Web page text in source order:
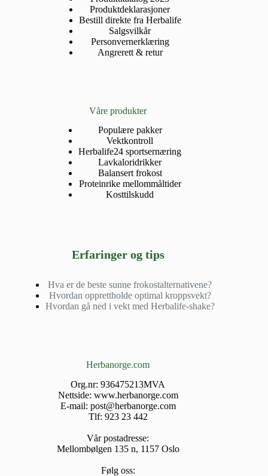
Produktdeklarasjoner
Bestill direkte fra Herbalife
Salgsvilkår
Personvernerklæring
Angrerett & retur
Våre produkter
Populære pakker
Vektkontroll
Herbalife24 sportsernæring
Lavkaloridrikker
Balansert frokost
Proteinrike mellommåltider
Kosttilskudd
Erfaringer og tips
Hva er de beste sunne frokostalternativene?
Hvordan opprettholde optimal kroppsvekt?
Hvordan gå ned i vekt med Herbalife-shake?
Herbanorge.com
Org.nr: 936475213MVA
Nettside: www.herbanorge.com
E-mail: post@herbanorge.com
Tlf: 923 23 442
Vår postadresse:
Mellombølgen 135 n, 1157 Oslo
Følg oss: